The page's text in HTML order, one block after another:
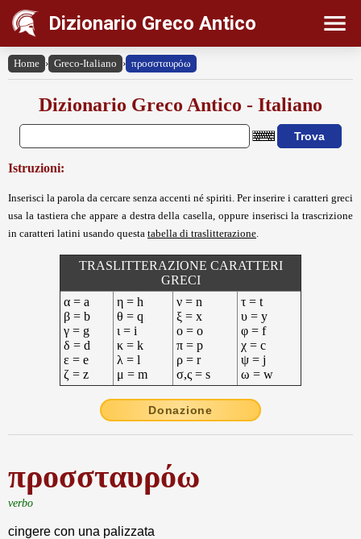
Dizionario Greco Antico
Home › Greco-Italiano › προσσταυρόω
Dizionario Greco Antico - Italiano
Istruzioni:
Inserisci la parola da cercare senza accenti né spiriti. Per inserire i caratteri greci
usa la tastiera che appare a destra della casella, oppure inserisci la trascrizione
in caratteri latini usando questa tabella di traslitterazione
TRASLITTERAZIONE CARATTERI
GRECI
α = a
β = b
γ = g
δ = d
ε = e
ζ = z
η = h
θ = q
ι = i
κ = k
λ = l
μ = m
ν = n
ξ = x
ο = o
π = p
ρ = r
σ,ς = s
τ = t
υ = y
φ = f
χ = c
ψ = j
ω = w
Donazione
προσσταυρόω
verbo
cingere con una palizzata